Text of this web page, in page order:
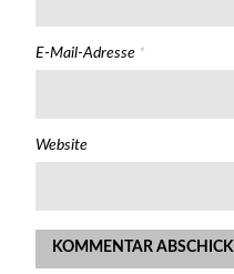
E-Mail-Adresse *
Website